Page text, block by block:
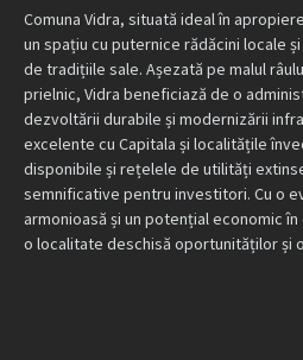
Comuna Vidra, situată ideal în
un spațiu cu puternice rădăcini locale
de tradițiile sale. Așezată pe malul
prielnic, Vidra beneficiază de o
dezvoltării durabile și modernizării
excelente cu Capitala și localitățile
disponibile și rețelele de utilități
semnificative pentru investitori. Cu o
armonioasă și un potențial economic
o localitate deschisă oportunităților și